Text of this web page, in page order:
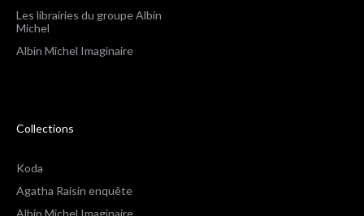
Les librairies du groupe Albin
Michel
Albin Michel Imaginaire
Collections
Koda
Agatha Raisin enquête
Albin Michel Imaginaire